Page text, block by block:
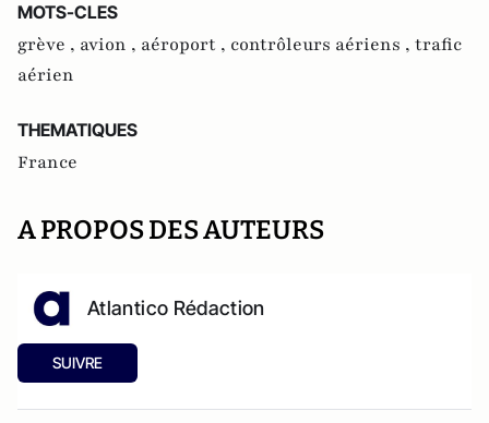
MOTS-CLES
grève , avion , aéroport , contrôleurs aériens , trafic
aérien
THEMATIQUES
France
A PROPOS DES AUTEURS
Atlantico Rédaction
SUIVRE